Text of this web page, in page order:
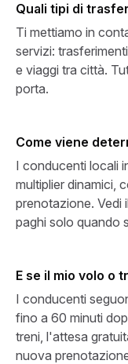
Quali tipi di
Ti mettiamo in
servizi:
e viaggi tra città.
porta.
Come viene
I conducenti locali
multiplier dinamici,
prenotazione. Vedi
paghi solo quando
E se il mio volo o
I conducenti
fino a 60 minuti
treni, l'attesa
nuova